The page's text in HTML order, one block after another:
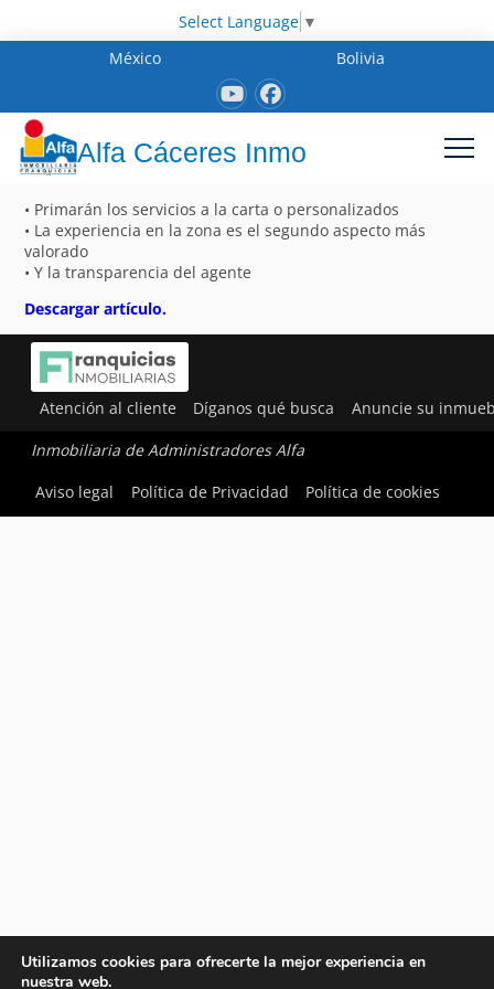
Select Language ▼
México
Bolivia
Alfa Cáceres Inmo
• Primarán los servicios a la carta o personalizados
• La experiencia en la zona es el segundo aspecto más
valorado
• Y la transparencia del agente
Descargar artículo.
Atención al cliente Díganos qué busca Anuncie su
Inmobiliaria de Administradores Alfa
Aviso legal
Política de Privacidad Política de cookies
Utilizamos cookies para ofrecerte la mejor experiencia en
nuestra web.